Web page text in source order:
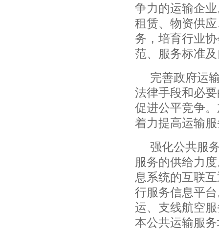
争力的运输企
租赁、物资供
务，培育行业
范、服务标准
完善政府运
法律手段和必
促进公平竞争
着力提高运输
强化公共服
服务的供给力
息系统的互联
行服务信息平
运、支线航空
本公共运输服